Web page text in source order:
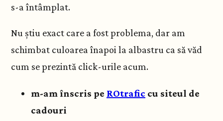
s-a întâmplat.
Nu știu exact care a fost problema, dar am
schimbat culoarea înapoi la albastru ca să văd
cum se prezintă click-urile acum.
m-am înscris pe ROtrafic cu siteul de
cadouri